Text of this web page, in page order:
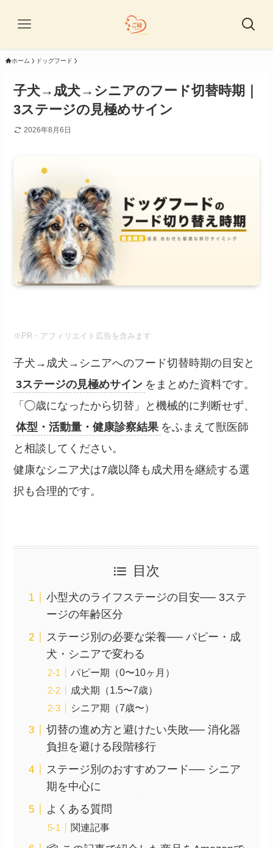
ホーム ドッグフード
子犬→成犬→シニアのフード切替時期｜
3ステージの見極めサイン
2026年8月6日
※PR・アフィリエイト広告を含みます
子犬→成犬→シニアへのフード切替時期の目安と
3ステージの見極めサイン をまとめた資料です。
「◯歳になったから切替」と機械的に判断せず、
体型・活動量・健康診察結果 をふまえて獣医師
と相談してください。
健康なシニア犬は7歳以降も成犬用を継続する選
択も合理的です。
目次
小型犬のライフステージの目安── 3ステ
ージの年齢区分
ステージ別の必要な栄養── パピー・成
犬・シニアで変わる
パピー期（0〜10ヶ月）
成犬期（1.5〜7歳）
シニア期（7歳〜）
切替の進め方と避けたい失敗── 消化器
負担を避ける段階移行
ステージ別のおすすめフード── シニア
期を中心に
よくある質問
関連記事